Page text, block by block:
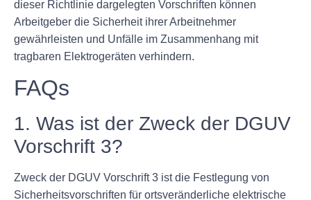
dieser Richtlinie dargelegten Vorschriften können
Arbeitgeber die Sicherheit ihrer Arbeitnehmer
gewährleisten und Unfälle im Zusammenhang mit
tragbaren Elektrogeräten verhindern.
FAQs
1. Was ist der Zweck der DGUV
Vorschrift 3?
Zweck der DGUV Vorschrift 3 ist die Festlegung von
Sicherheitsvorschriften für ortsveränderliche elektrische